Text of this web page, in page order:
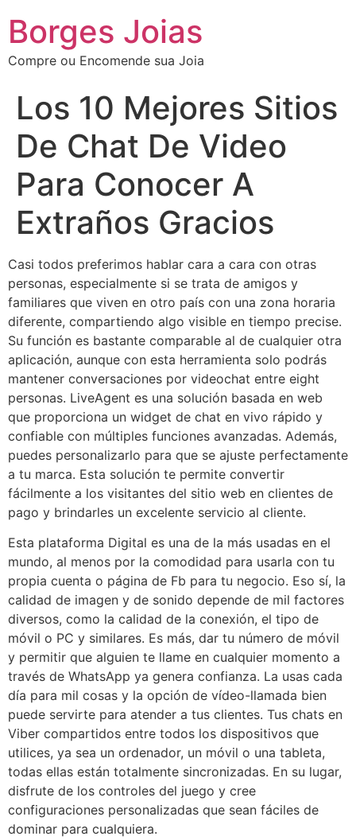
Borges Joias
Compre ou Encomende sua Joia
Los 10 Mejores Sitios
De Chat De Video
Para Conocer A
Extraños Gracios
Casi todos preferimos hablar cara a cara con otras
personas, especialmente si se trata de amigos y
familiares que viven en otro país con una zona horaria
diferente, compartiendo algo visible en tiempo precise.
Su función es bastante comparable al de cualquier otra
aplicación, aunque con esta herramienta solo podrás
mantener conversaciones por videochat entre eight
personas. LiveAgent es una solución basada en web
que proporciona un widget de chat en vivo rápido y
confiable con múltiples funciones avanzadas. Además,
puedes personalizarlo para que se ajuste perfectamente
a tu marca. Esta solución te permite convertir
fácilmente a los visitantes del sitio web en clientes de
pago y brindarles un excelente servicio al cliente.
Esta plataforma Digital es una de la más usadas en el
mundo, al menos por la comodidad para usarla con tu
propia cuenta o página de Fb para tu negocio. Eso sí, la
calidad de imagen y de sonido depende de mil factores
diversos, como la calidad de la conexión, el tipo de
móvil o PC y similares. Es más, dar tu número de móvil
y permitir que alguien te llame en cualquier momento a
través de WhatsApp ya genera confianza. La usas cada
día para mil cosas y la opción de vídeo-llamada bien
puede servirte para atender a tus clientes. Tus chats en
Viber compartidos entre todos los dispositivos que
utilices, ya sea un ordenador, un móvil o una tableta,
todas ellas están totalmente sincronizadas. En su lugar,
disfrute de los controles del juego y cree
configuraciones personalizadas que sean fáciles de
dominar para cualquiera.